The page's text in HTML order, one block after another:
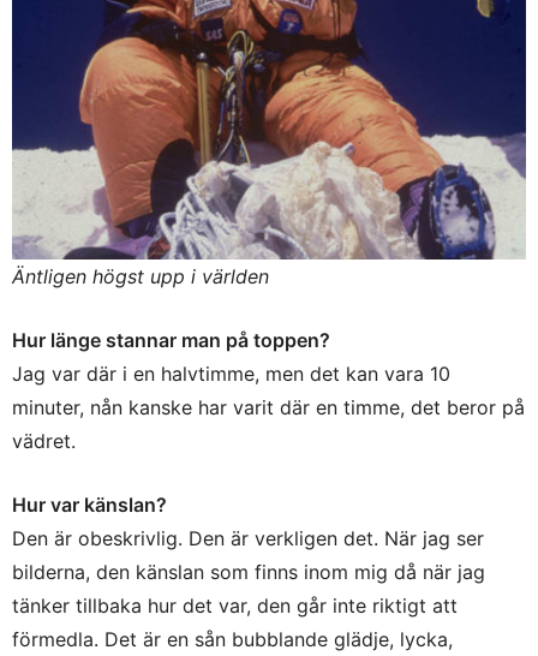
Äntligen högst upp i världen
Hur länge stannar man på toppen?
Jag var där i en halvtimme, men det kan vara 10
minuter, nån kanske har varit där en timme, det beror på
vädret.
Hur var känslan?
Den är obeskrivlig. Den är verkligen det. När jag ser
bilderna, den känslan som finns inom mig då när jag
tänker tillbaka hur det var, den går inte riktigt att
förmedla. Det är en sån bubblande glädje, lycka,